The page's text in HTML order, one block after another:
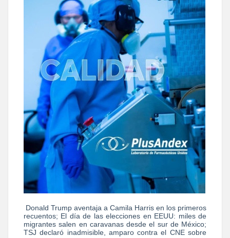
Donald Trump aventaja a Camila Harris en los primeros
recuentos; El día de las elecciones en EEUU: miles de
migrantes salen en caravanas desde el sur de México;
TSJ declaró inadmisible, amparo contra el CNE sobre